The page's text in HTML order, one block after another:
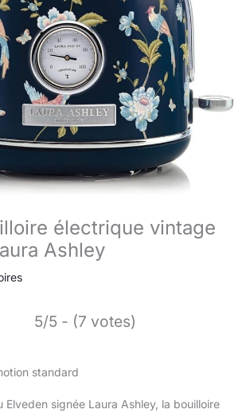
électrique vintage
Ashley
5/5 - (7 votes)
Elveden signée Laura Ashley, la bouilloire